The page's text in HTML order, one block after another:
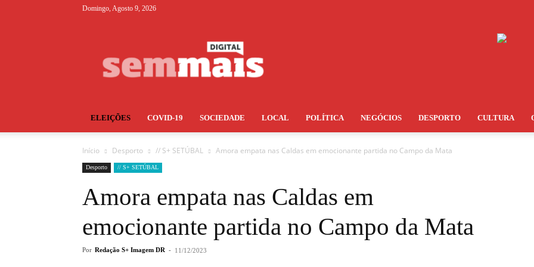
Domingo, Agosto 9, 2026
ELEIÇÕES COVID-19 SOCIEDADE LOCAL POLÍTICA NEGÓCIOS DESPORTO CULTURA
Início Desporto // S+ SETÚBAL Amora empata nas Caldas em emocionante partida no Campo da Mata
Desporto // S+ SETÚBAL
Amora empata nas Caldas em
emocionante partida no Campo da Mata
Por Redação S+ Imagem DR - 11/12/2023